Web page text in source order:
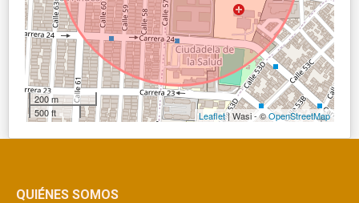
200 m
500 ft
Leaflet| Wasi - ©OpenStreetMap
QUIÉNES SOMOS